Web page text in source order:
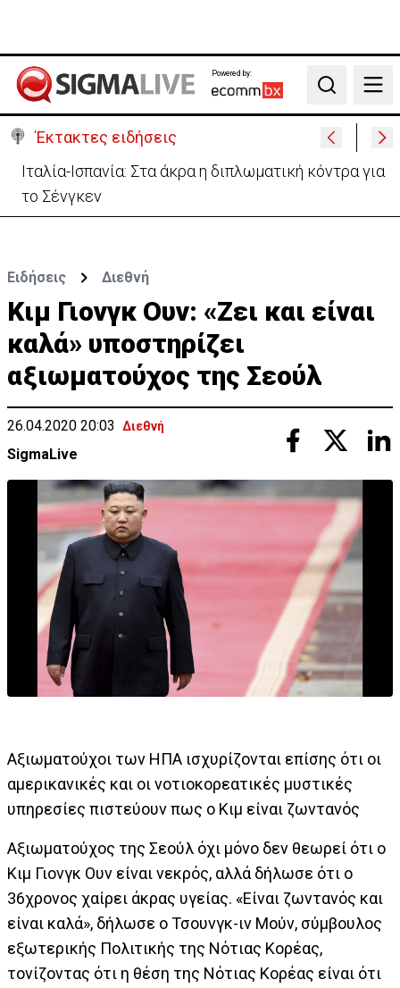
Powered by:
Search
Έκτακτες ειδήσεις
Υψηλές οι θερμοκρασίες με αυξημένη υγρασία
-«Στα παράλια είναι δύσκολα»
Ειδήσεις Διεθνή
Κιμ Γιονγκ Ουν: «Ζει και είναι
καλά» υποστηρίζει
αξιωματούχος της Σεούλ
26.04.2020 20:03 Διεθνή
SigmaLive
Αξιωματούχοι των ΗΠΑ ισχυρίζονται επίσης ότι οι
αμερικανικές και οι νοτιοκορεατικές μυστικές
υπηρεσίες πιστεύουν πως ο Κιμ είναι ζωντανός
Αξιωματούχος της Σεούλ όχι μόνο δεν θεωρεί ότι ο
Κιμ Γιονγκ Ουν είναι νεκρός, αλλά δήλωσε ότι ο
36χρονος χαίρει άκρας υγείας. «Είναι ζωντανός και
είναι καλά», δήλωσε ο Τσουνγκ-ιν Μούν, σύμβουλος
εξωτερικής Πολιτικής της Νότιας Κορέας,
τονίζοντας ότι η θέση της Νότιας Κορέας είναι ότι